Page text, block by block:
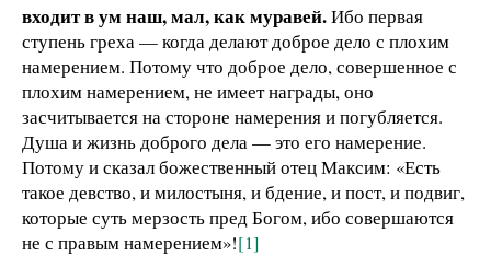
входит в ум наш, мал, как муравей.Ибо первая
ступень греха — когда делают доброе дело с плохим
намерением. Потому что доброе дело, совершенное с
плохим намерением, не имеет награды, оно
засчитывается на стороне намерения и погубляется.
Душа и жизнь доброго дела — это его намерение.
Потому и сказал божественный отец Максим: «Есть
такое девство, и милостыня, и бдение, и пост, и подвиг,
которые суть мерзость пред Богом, ибо совершаются
не с правым намерением»![1]